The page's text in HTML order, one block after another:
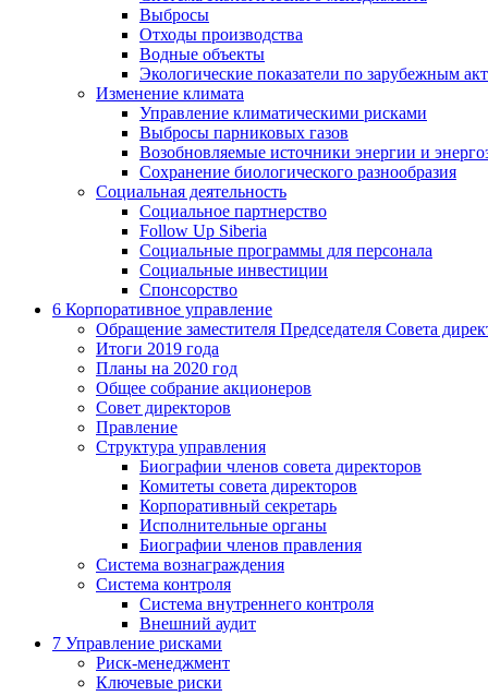
Выбросы
Отходы производства
Водные объекты
Экологические показатели по зарубежным
Изменение климата
Управление климатическими рисками
Выбросы парниковых газов
Возобновляемые источники энергии и
Сохранение биологического разнообразия
Социальная деятельность
Социальное партнерство
Follow Up Siberia
Социальные программы для персонала
Социальные инвестиции
Спонсорство
6 Корпоративное управление
Обращение заместителя Председателя Совета
Итоги 2019 года
Планы на 2020 год
Общее собрание акционеров
Совет директоров
Правление
Структура управления
Биографии членов совета директоров
Комитеты совета директоров
Корпоративный секретарь
Исполнительные органы
Биографии членов правления
Система вознаграждения
Система контроля
Система внутреннего контроля
Внешний аудит
7 Управление рисками
Риск-менеджмент
Ключевые риски